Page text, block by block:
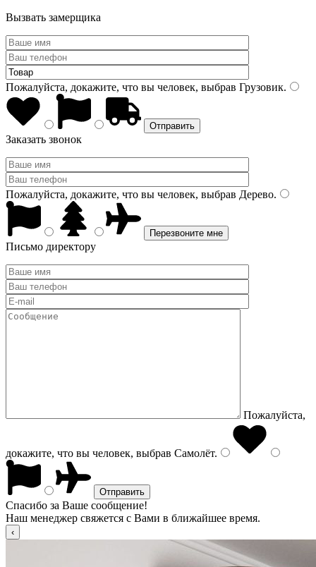
Вызвать замерщика
Пожалуйста, докажите, что вы человек, выбрав Грузовик.
Заказать звонок
Пожалуйста, докажите, что вы человек, выбрав Дерево.
Письмо директору
Пожалуйста,
докажите, что вы человек, выбрав Самолёт.
Спасибо за Ваше сообщение!
Наш менеджер свяжется с Вами в ближайшее время.